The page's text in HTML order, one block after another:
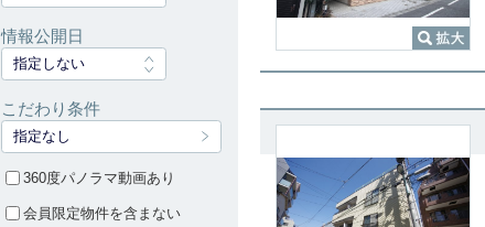
情報公開日
指定しない
こだわり条件
指定なし
360度パノラマ動画あり
会員限定物件を含まない